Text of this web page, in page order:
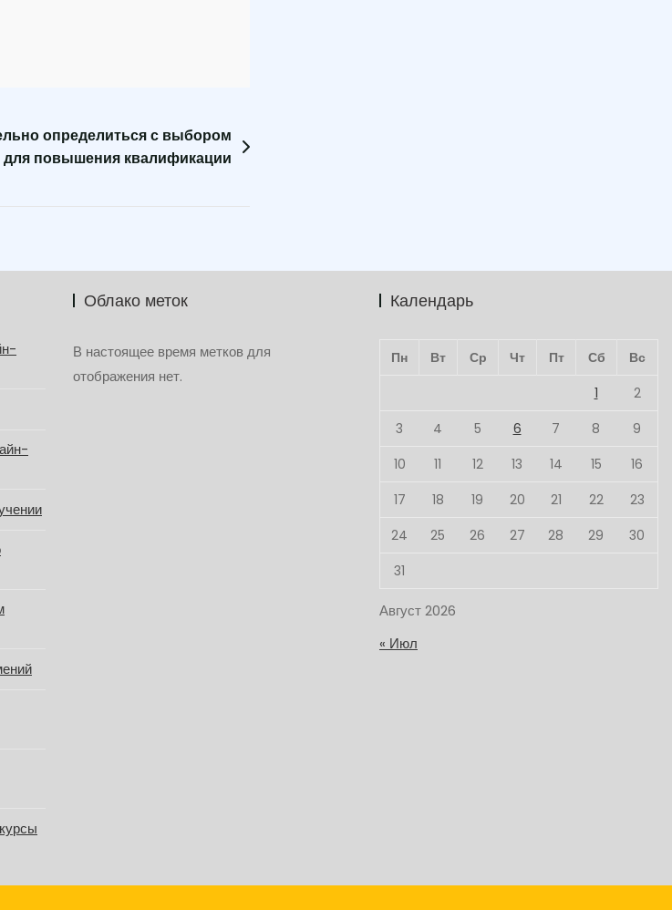
определиться с выбором
повышения квалификации
Облако меток
В настоящее время метков для
отображения нет.
Календарь
Август 2026
Пн Вт Ср Чт Пт Сб
Вс
1
2
3
4 5 6 7 8
9
10
11 12 13 14 15
16
17
18 19 20 21 22
23
24
25 26 27 28 29
30
31
« Июл